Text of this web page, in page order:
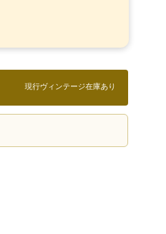
現行ヴィンテージ在庫あり